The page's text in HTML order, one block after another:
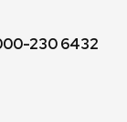
230 6432